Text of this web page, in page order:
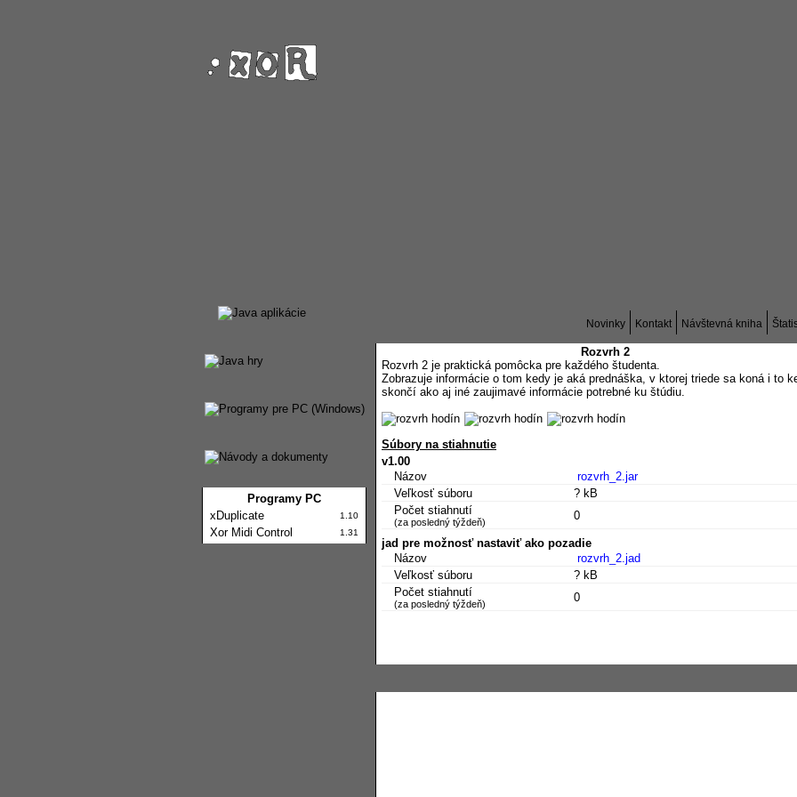
Programy PC
xDuplicate
1.10
Xor Midi Control 1.31
Návštevná kniha
Kontakt
Novinky
Rozvrh 2
Rozvrh 2 je praktická pomôcka pre každého študenta.
Zobrazuje informácie o tom kedy je aká prednáška, v ktorej triede sa koná i to
skončí ako aj iné zaujimavé informácie potrebné ku štúdiu.
Súbory na stiahnutie
v1.00
Názov
rozvrh_2.jar
Veľkosť súboru
? kB
Počet stiahnutí
(za posledný týždeň) 0
jad pre možnosť nastaviť ako pozadie
Názov
rozvrh_2.jad
Veľkosť súboru
? kB
Počet stiahnutí
(za posledný týždeň) 0